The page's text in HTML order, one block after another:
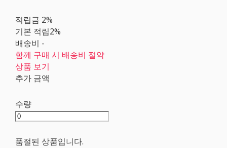
적립금 2%
기본 적립2%
배송비 -
함께 구매 시 배송비 절약
상품 보기
추가 금액
수량
품절된 상품입니다.